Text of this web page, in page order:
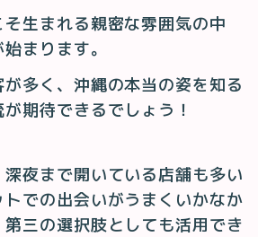
生まれる親密な雰囲気の中
まります。
多く、沖縄の本当の姿を知る
期待できるでしょう！
夜まで開いている店舗も多い
での出会いがうまくいかなか
第三の選択肢としても活用でき